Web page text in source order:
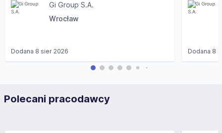
Gi Group S.A.
Wrocław
Dodana 8 sier 2026 Dodana 8
Polecani pracodawcy